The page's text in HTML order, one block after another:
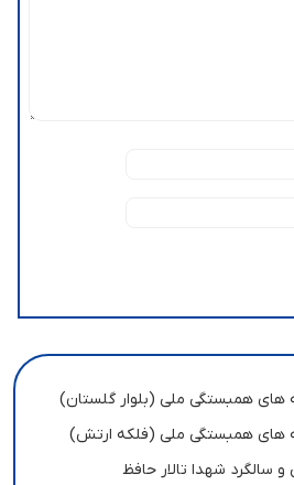
های همبستگی ملی (بلوار گلستان)
های همبستگی ملی (فلکه ارتش)
سالگرد شهدا تالار حافظ